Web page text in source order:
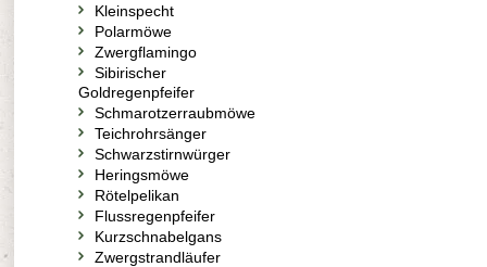
Kleinspecht
Polarmöwe
Zwergflamingo
Sibirischer
Goldregenpfeifer
Schmarotzerraubmöwe
Teichrohrsänger
Schwarzstirnwürger
Heringsmöwe
Rötelpelikan
Flussregenpfeifer
Kurzschnabelgans
Zwergstrandläufer